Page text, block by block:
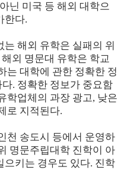
닌 미국 등 해외 대학으
한다.
해외 유학은 실패의 위
외 명문대 유학은 학교
는 대학에 관한 정확한 정
. 정확한 정보가 중요함
학업체의 과장 광고, 낮은
로 지적된다.
천 송도시 등에서 운영하
명문주립대학 진학이 아
으키는 경우도 있다. 진학